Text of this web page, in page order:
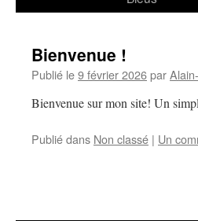
Bienvenue !
Publié le9 février 2026par
Bienvenue sur mon site! Un
Publié dans Non classé | Un